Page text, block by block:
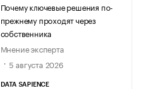
Почему ключевые решения по-
прежнему проходят через
собственника
Мнение эксперта
5 августа 2026
DATA SAPIENCE